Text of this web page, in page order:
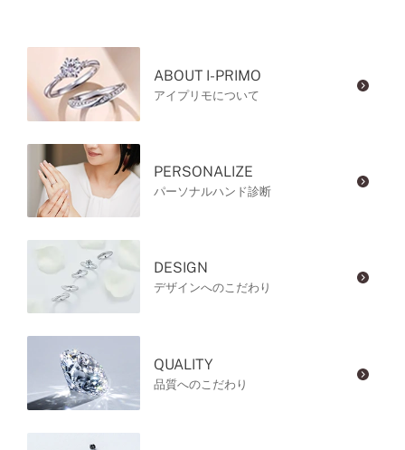
ABOUT I-PRIMO
アイプリモについて
PERSONALIZE
パーソナルハンド診断
DESIGN
デザインへのこだわり
QUALITY
品質へのこだわり